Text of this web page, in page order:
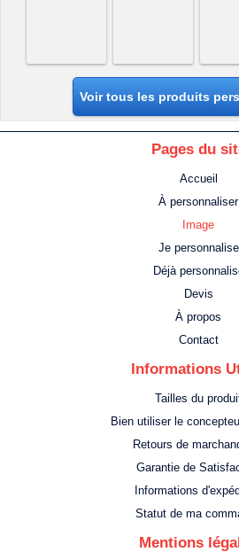
Voir tous les produits
Pages du
Accueil
À personnaliser
Image
Je personnalise
Déjà
Devis
À propos
Contact
Informations
Tailles du
Bien utiliser le
Retours de
Garantie de
Informations
Statut de ma
Mentions